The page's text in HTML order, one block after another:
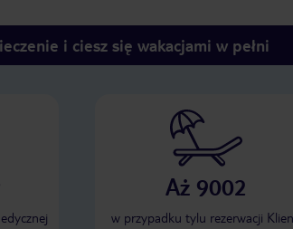
i ciesz się wakacjami w pełni
Aż 9002
w przypadku tylu rezerwacji